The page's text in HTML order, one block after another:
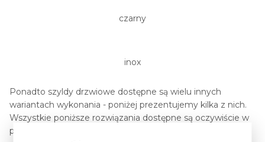
czarny
inox
Ponadto szyldy drzwiowe dostępne są wielu innych
wariantach wykonania - poniżej prezentujemy kilka z nich.
Wszystkie poniższe rozwiązania dostępne są oczywiście w
pełnej gamie kolorów.